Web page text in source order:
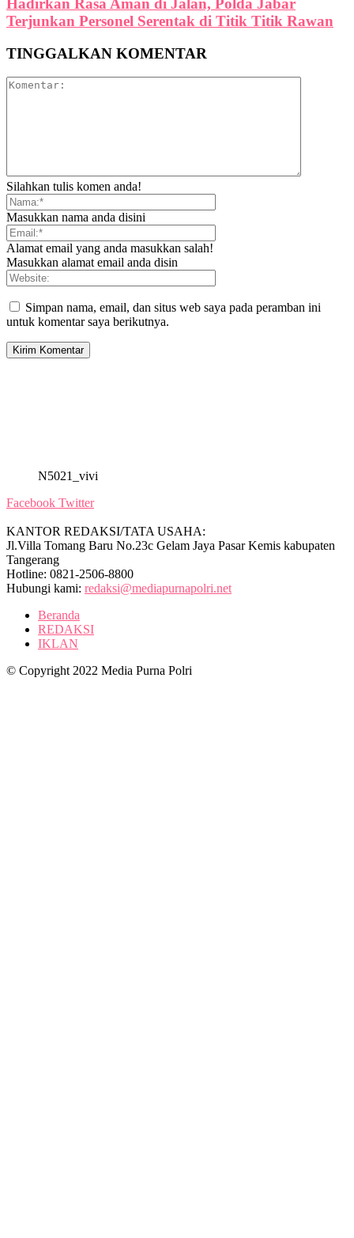
Hadirkan Rasa Aman di Jalan, Polda Jabar
Terjunkan Personel Serentak di Titik Titik Rawan
TINGGALKAN KOMENTAR
Silahkan tulis komen anda!
Masukkan nama anda disini
Alamat email yang anda masukkan salah!
Masukkan alamat email anda disin
Simpan nama, email, dan situs web saya pada peramban ini
untuk komentar saya berikutnya.
N5021_vivi
Facebook Twitter
KANTOR REDAKSI/TATA USAHA:
Jl.Villa Tomang Baru No.23c Gelam Jaya Pasar Kemis kabupaten
Tangerang
Hotline: 0821-2506-8800
Hubungi kami: redaksi@mediapurnapolri.net
Beranda
REDAKSI
IKLAN
© Copyright 2022 Media Purna Polri